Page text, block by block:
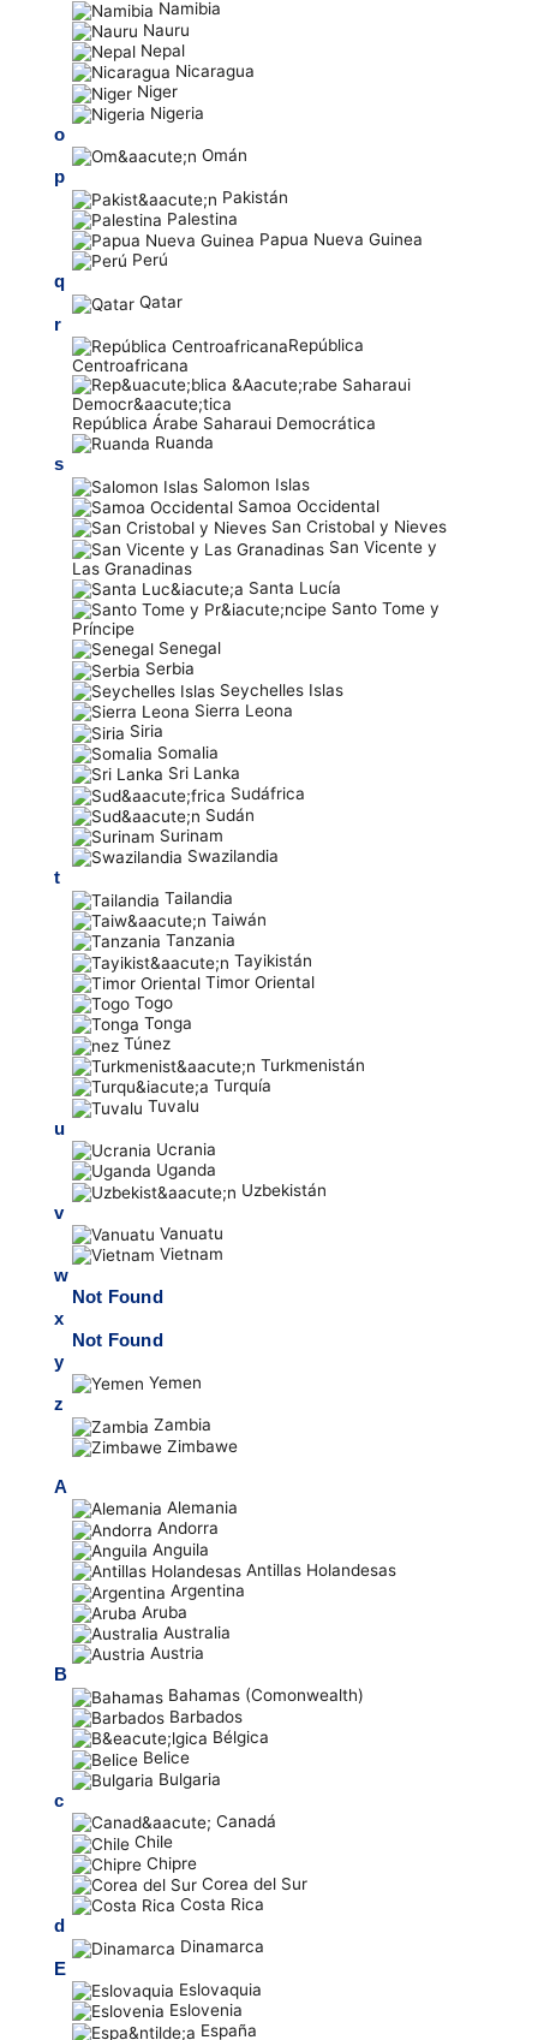
Namibia
Nauru
Nepal
Nicaragua
Niger
Nigeria
o
Omán
p
Pakistán
Palestina
Papua Nueva Guinea
Perú
q
Qatar
r
República
Centroafricana
República Árabe Saharaui Democrática
Ruanda
s
Salomon Islas
Samoa Occidental
San Cristobal y Nieves
San Vicente y
Las Granadinas
Santa Lucía
Santo Tome y
Príncipe
Senegal
Serbia
Seychelles Islas
Sierra Leona
Siria
Somalia
Sri Lanka
Sudáfrica
Sudán
Surinam
Swazilandia
t
Tailandia
Taiwán
Tanzania
Tayikistán
Timor Oriental
Togo
Tonga
Túnez
Turkmenistán
Turquía
Tuvalu
u
Ucrania
Uganda
Uzbekistán
v
Vanuatu
Vietnam
w
Not Found
x
Not Found
y
Yemen
z
Zambia
Zimbawe
A
Alemania
Andorra
Anguila
Antillas Holandesas
Argentina
Aruba
Australia
Austria
B
Bahamas (Comonwealth)
Barbados
Bélgica
Belice
Bulgaria
c
Canadá
Chile
Chipre
Corea del Sur
Costa Rica
d
Dinamarca
E
Eslovaquia
Eslovenia
España